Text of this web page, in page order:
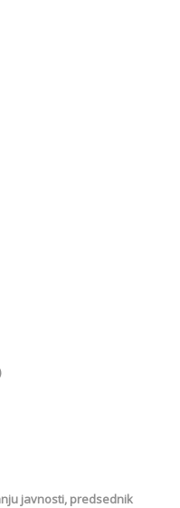
javnosti, predsednik